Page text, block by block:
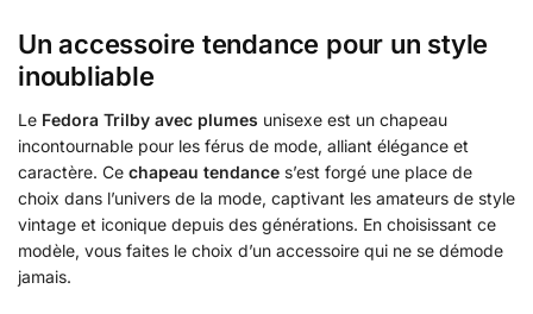
Un accessoire tendance pour un style
inoubliable
Le Fedora Trilby avec plumes unisexe est un chapeau
incontournable pour les férus de mode, alliant élégance et
caractère. Ce chapeau tendance s’est forgé une place de
choix dans l’univers de la mode, captivant les amateurs de style
vintage et iconique depuis des générations. En choisissant ce
modèle, vous faites le choix d’un accessoire qui ne se démode
jamais.